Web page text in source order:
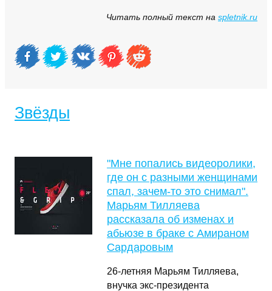
Читать полный текст на spletnik.ru
Звёзды
"Мне попались видеоролики,
где он с разными женщинами
спал, зачем-то это снимал".
Марьям Тилляева
рассказала об изменах и
абьюзе в браке с Амираном
Сардаровым
26-летняя Марьям Тилляева,
внучка экс-президента